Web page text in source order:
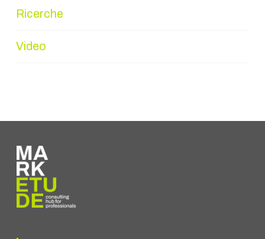
Ricerche
Video